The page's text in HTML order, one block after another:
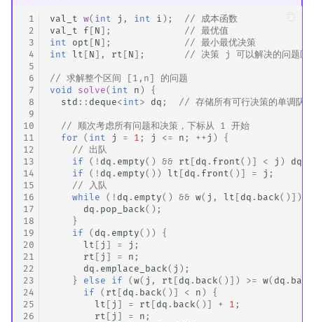
1
2
3
4
5
6
7
8
9
10
11
12
13
14
15
16
17
18
19
20
21
22
23
24
25
26
val_t w( int j , int i );
// 成本函数
val_t
f [ N ];
// 最优值
int
opt [ N ];
// 最小最优决策
int
lt [ N ], rt [ N ]; // 决策 j 可以解决的问
// 求解整个区间 [1,n] 的问题
void
solve( int n )
{
std :: deque<int> dq ; // 存储所有可行决策的单调队列
// 顺次考虑所有问题和决策，下标从 1 开始
for
( int j = 1 ; j <= n ; ++ j )
{
// 出队
if
( ! dq . empty() && rt [ dq . front()] < j ) dq
if
( ! dq . empty()) lt [ dq . front()] = j ;
// 入队
while
( ! dq . empty() && w( j , lt [ dq . back()])
dq . pop_back();
}
if
( dq . empty())
{
lt [ j ] = j ;
rt [ j ] = n ;
dq . emplace_back( j );
}
else if (w( j , rt [ dq . back()]) >= w( dq . back
if
( rt [ dq . back()] < n )
{
lt [ j ] = rt [ dq . back()] + 1 ;
rt [ j ] = n ;